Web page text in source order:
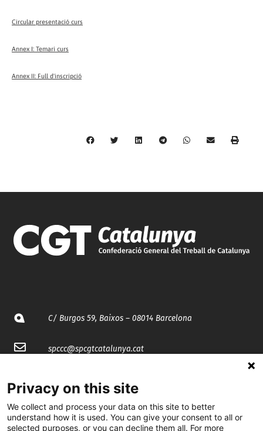
Circular presentació curs
Annex I: Temari curs
Annex II: Full d'inscripció
C/ Burgos 59, Baixos – 08014 Barcelona
spccc@spcgtcatalunya.cat
@CGTCatalunya
Privacy on this site
We collect and process your data on this site to better
understand how it is used. You can give your consent to all or
selected purposes, or you can decline them all. For more